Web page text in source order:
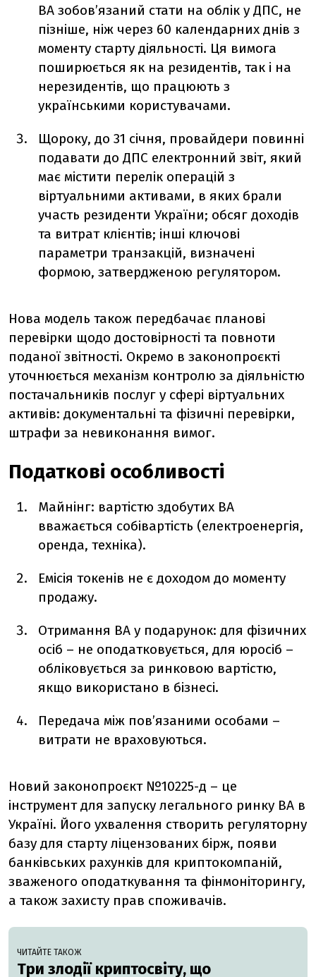
ВА зобов’язаний стати на облік у ДПС, не
пізніше, ніж через 60 календарних днів з
моменту старту діяльності. Ця вимога
поширюється як на резидентів, так і на
нерезидентів, що працюють з
українськими користувачами.
Щороку, до 31 січня, провайдери повинні
подавати до ДПС електронний звіт, який
має містити перелік операцій з
віртуальними активами, в яких брали
участь резиденти України; обсяг доходів
та витрат клієнтів; інші ключові
параметри транзакцій, визначені
формою, затвердженою регулятором.
Нова модель також передбачає планові
перевірки щодо достовірності та повноти
поданої звітності. Окремо в законопроєкті
уточнюється механізм контролю за діяльністю
постачальників послуг у сфері віртуальних
активів: документальні та фізичні перевірки,
штрафи за невиконання вимог.
Податкові особливості
Майнінг: вартістю здобутих ВА
вважається собівартість (електроенергія,
оренда, техніка).
Емісія токенів не є доходом до моменту
продажу.
Отримання ВА у подарунок: для фізичних
осіб – не оподатковується, для юросіб –
обліковується за ринковою вартістю,
якщо використано в бізнесі.
Передача між пов’язаними особами –
витрати не враховуються.
Новий законопроєкт №10225-д – це
інструмент для запуску легального ринку ВА в
Україні. Його ухвалення створить регуляторну
базу для старту ліцензованих бірж, появи
банківських рахунків для криптокомпаній,
зваженого оподаткування та фінмоніторингу,
а також захисту прав споживачів.
ЧИТАЙТЕ ТАКОЖ
Три злодії криптосвіту, що